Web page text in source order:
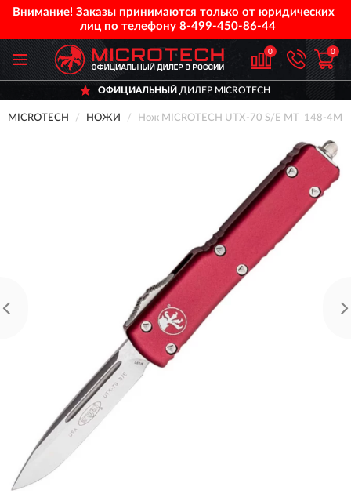
Внимание! Заказы принимаются только от юридических
лиц по телефону 8-499-450-86-44
0 0
ОФИЦИАЛЬНЫЙДИЛЕР MICROTECH
MICROTECH НОЖИ Нож MICROTECH UTX-70 S/E MT_148-4MR